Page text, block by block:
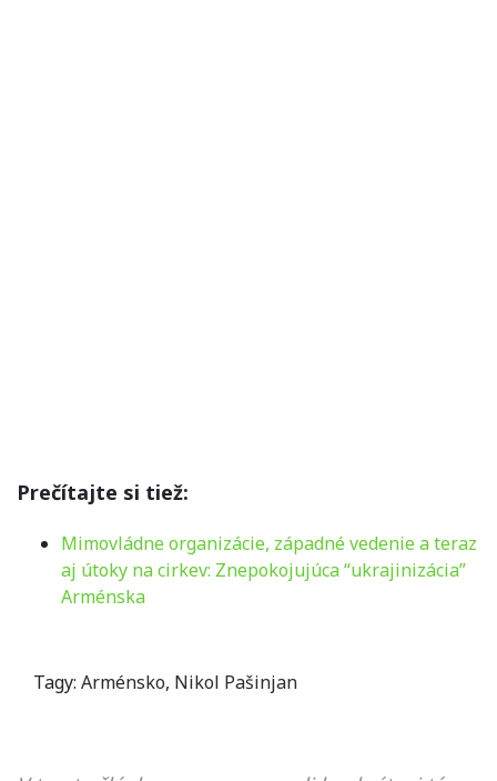
Prečítajte si tiež:
Mimovládne organizácie, západné vedenie a teraz
aj útoky na cirkev: Znepokojujúca “ukrajinizácia”
Arménska
Tagy: Arménsko, Nikol Pašinjan